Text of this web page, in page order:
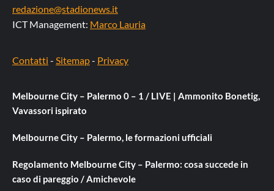
redazione@stadionews.it
ICT Management: Marco Lauria
Contatti - Sitemap- Privacy
Melbourne City – Palermo 0 – 1 / LIVE | Ammonito Bonetig,
Vavassori ispirato
Melbourne City – Palermo, le formazioni ufficiali
Regolamento Melbourne City – Palermo: cosa succede in
caso di pareggio / Amichevole